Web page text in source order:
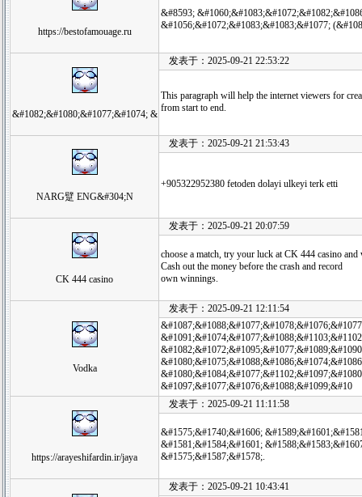
https://bestofamouage.ru
&#8593;
&#1056;&#1072;&#1083;&#1083;&#1077;
&#1082;&#1080;&#1077;&#1074; &
发表于：2025-09-21 22:53:22
This paragraph will help the internet viewers for
from start to end.
NARG躄 ENG&#304;N
发表于：2025-09-21 21:53:43
+905322952380 fetoden dolayi ulkeyi terk etti
CK 444 casino
发表于：2025-09-21 20:07:59
choose a match, try your luck at CK 444 casino
Cash out the money before the crash and record
own winnings.
Vodka
发表于：2025-09-21 12:11:54
&#1097;&#1077;&#1076;&#1088;&#1099;&#10
https://arayeshifardin.ir/jaya
发表于：2025-09-21 11:11:58
&#1575;&#1740;&#1606;
&#1581;&#1584;&#1601;
&#1575;&#1587;&#1578;.
发表于：2025-09-21 10:43:41